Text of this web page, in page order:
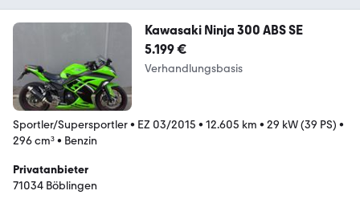
Kawasaki Ninja 300 ABS SE
5.199 €
Verhandlungsbasis
Sportler/Supersportler• EZ 03/2015 • 12.605 km • 29 kW (39 PS) •
296 cm³• Benzin
Privatanbieter
71034 Böblingen